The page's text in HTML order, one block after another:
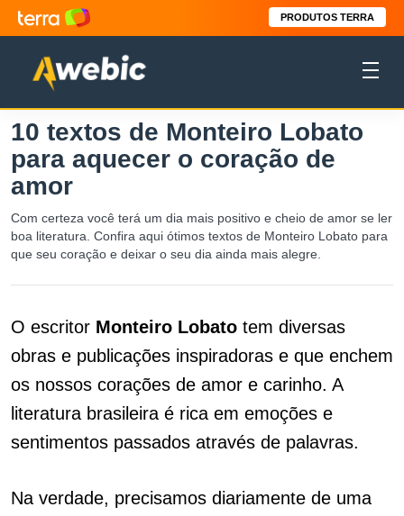
PRODUTOS TERRA
10 textos de Monteiro Lobato
para aquecer o coração de
amor
Com certeza você terá um dia mais positivo e cheio de amor se ler
boa literatura. Confira aqui ótimos textos de Monteiro Lobato para
que seu coração e deixar o seu dia ainda mais alegre.
O escritor Monteiro Lobato tem diversas
obras e publicações inspiradoras e que enchem
os nossos corações de amor e carinho. A
literatura brasileira é rica em emoções e
sentimentos passados através de palavras.
Na verdade, precisamos diariamente de uma